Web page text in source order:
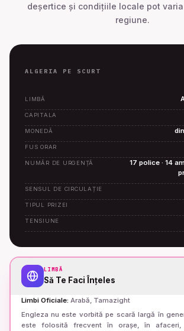
deșertice și condițiile locale pot
regiune.
ALGERIA PE SCURT
LIMBĂ
CAPITALA
MONEDĂ
FUS ORAR
NUMĂR DE URGENȚĂ
17 police · 14
SENSUL DE CIRCULAȚIE
TIPUL PRIZEI
TENSIUNE
LIMBĂ
Să Te Faci Înțeles
Limbi Oficiale: Arabă, Tamazight
Engleza nu este vorbită pe scară largă în
este folosită frecvent în orașe, în afaceri,